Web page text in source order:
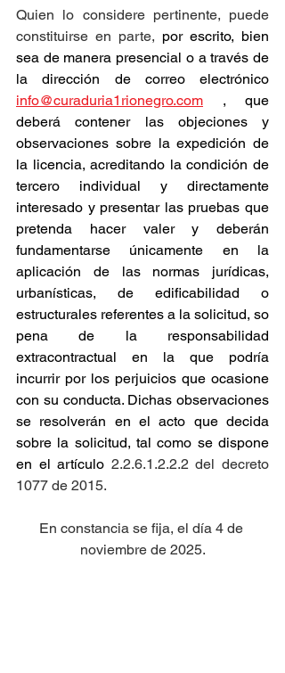
Quien lo considere pertinente, puede
constituirse en parte, por escrito, bien
sea de manera presencial o a través de
info@curaduria1rionegro.com , que
deberá contener las objeciones y
observaciones sobre la expedición de
la licencia, acreditando la condición de
tercero individual y directamente
interesado y presentar las pruebas que
pretenda hacer valer y deberán
fundamentarse únicamente en la
aplicación de las normas jurídicas,
urbanísticas, de edificabilidad o
estructurales referentes a la solicitud, so
pena de la responsabilidad
extracontractual en la que podría
incurrir por los perjuicios que ocasione
con su conducta. Dichas observaciones
se resolverán en el acto que decida
sobre la solicitud, tal como se dispone
en el artículo 2.2.6.1.2.2.2 del decreto
1077 de 2015.
En constancia se fija, el día 4 de
noviembre de 2025.